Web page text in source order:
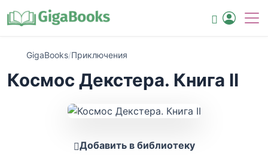
GigaBooks/Приключения
Космос Декстера. Книга II
Добавить в библиотеку